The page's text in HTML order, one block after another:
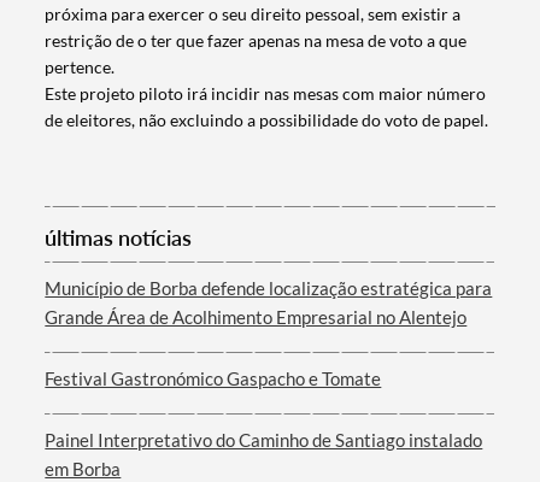
Categorias gerais
próxima para exercer o seu direito pessoal, sem existir a
restrição de o ter que fazer apenas na mesa de voto a que
pertence.
Este projeto piloto irá incidir nas mesas com maior número
de eleitores, não excluindo a possibilidade do voto de papel.
últimas notícias
Município de Borba defende localização estratégica para
Grande Área de Acolhimento Empresarial no Alentejo
Festival Gastronómico Gaspacho e Tomate
Painel Interpretativo do Caminho de Santiago instalado
em Borba